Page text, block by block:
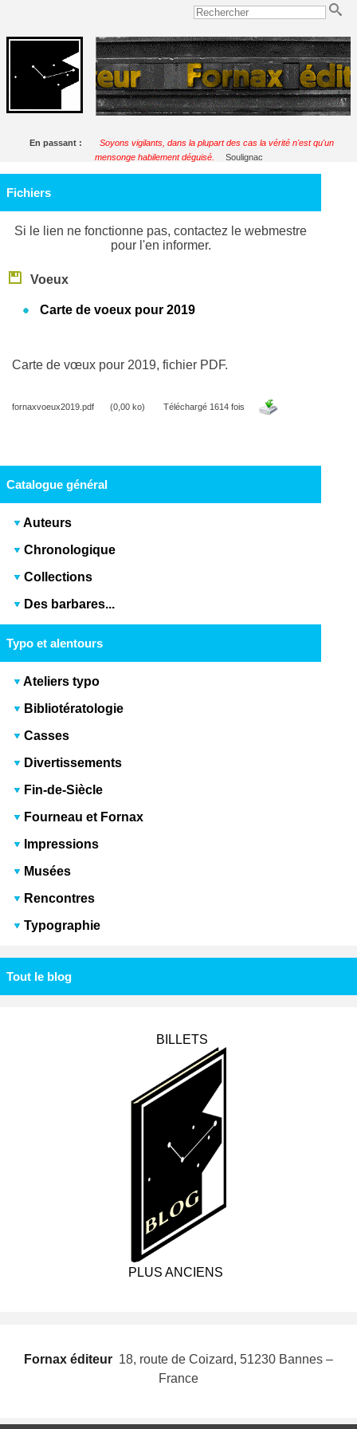
En passant :
Soyons vigilants, dans la plupart des cas la vérité n'est qu'un
mensonge habilement déguisé.
Soulignac
Fichiers
Si le lien ne fonctionne pas, contactez le webmestre
pour l'en informer.
Voeux
Carte de voeux pour 2019
Carte de vœux pour 2019, fichier PDF.
fornaxvoeux2019.pdf (0,00 ko) Téléchargé 1614 fois
Catalogue général
Auteurs
Chronologique
Collections
Des barbares...
Typo et alentours
Ateliers typo
Bibliotératologie
Casses
Divertissements
Fin-de-Siècle
Fourneau et Fornax
Impressions
Musées
Rencontres
Typographie
Tout le blog
BILLETS
PLUS ANCIENS
Fornax éditeur  18, route de Coizard, 51230 Bannes –
France